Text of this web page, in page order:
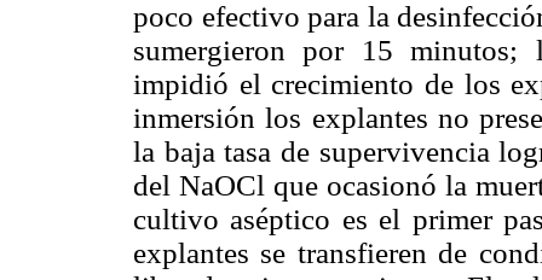
poco efectivo para la
sumergieron por 15 minutos;
impidió el crecimiento de los
inmersión los explantes no
la baja tasa de supervivencia
del NaOCl que ocasionó la
cultivo aséptico es el primer
explantes se transfieren de